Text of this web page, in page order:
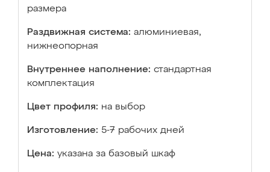
размера
Раздвижная система: алюминиевая,
нижнеопорная
Внутреннее наполнение: стандартная
комплектация
Цвет профиля: на выбор
Изготовление: 5-7 рабочих дней
Цена: указана за базовый шкаф